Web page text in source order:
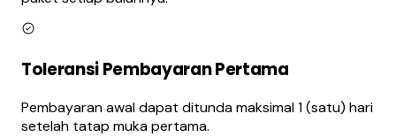
Toleransi Pembayaran Pertama
Pembayaran awal dapat ditunda maksimal 1 (satu) hari
setelah tatap muka pertama.